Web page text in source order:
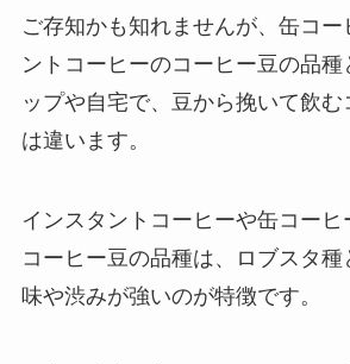
ご存知かも知れませんが、缶コー
ントコーヒーのコーヒー豆の品種
ップや自宅で、豆から挽いて飲
は違います。
インスタントコーヒーや缶コーヒ
コーヒー豆の品種は、ロブスタ
味や渋みが強いのが特徴です。